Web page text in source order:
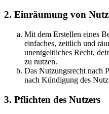
2. Einräumung von
Mit dem Erstellen eines
einfaches, zeitlich und
unentgeltliches Recht,
zu nutzen.
Das Nutzungsrecht nach
nach Kündigung des
3. Pflichten des Nutzers